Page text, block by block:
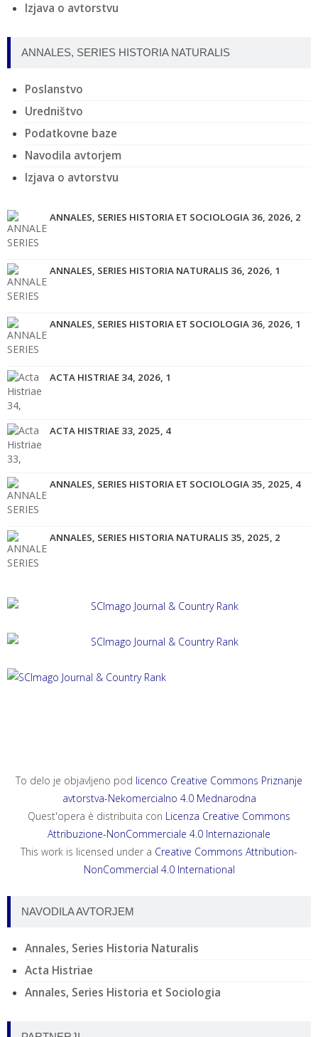
Izjava o avtorstvu
ANNALES, SERIES HISTORIA NATURALIS
Poslanstvo
Uredništvo
Podatkovne baze
Navodila avtorjem
Izjava o avtorstvu
ANNALES, SERIES HISTORIA ET SOCIOLOGIA 36, 2026, 2
ANNALES, SERIES HISTORIA NATURALIS 36, 2026, 1
ANNALES, SERIES HISTORIA ET SOCIOLOGIA 36, 2026, 1
ACTA HISTRIAE 34, 2026, 1
ACTA HISTRIAE 33, 2025, 4
ANNALES, SERIES HISTORIA ET SOCIOLOGIA 35, 2025, 4
ANNALES, SERIES HISTORIA NATURALIS 35, 2025, 2
To delo je objavljeno pod licenco Creative Commons Priznanje
avtorstva-Nekomercialno 4.0 Mednarodna
Quest'opera è distribuita con Licenza Creative Commons
Attribuzione-NonCommerciale 4.0 Internazionale
This work is licensed under a Creative Commons Attribution-
NonCommercial 4.0 International
NAVODILA AVTORJEM
Annales, Series Historia Naturalis
Acta Histriae
Annales, Series Historia et Sociologia